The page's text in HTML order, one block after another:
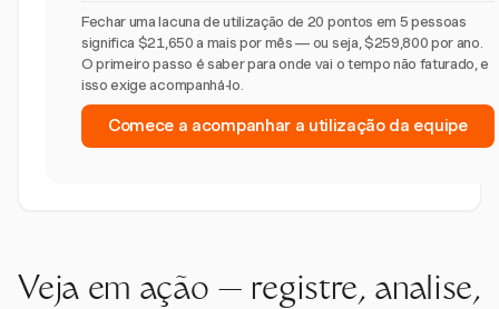
Fechar uma lacuna de utilização de 20 pontos em 5 pessoas
significa $21,650 a mais por mês — ou seja, $259,800 por ano.
O primeiro passo é saber para onde vai o tempo não faturado, e
isso exige acompanhá-lo.
Comece a acompanhar a utilização da equipe
Veja em ação — registre, analise,